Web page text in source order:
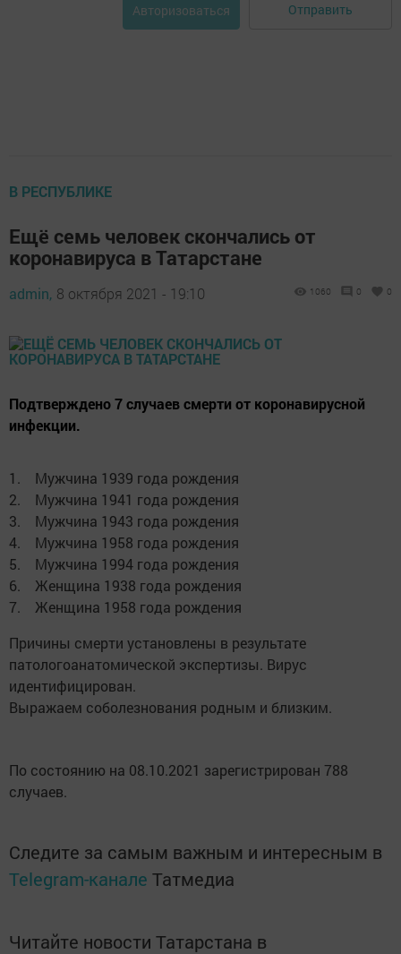
Авторизоваться Отправить
В РЕСПУБЛИКЕ
Ещё семь человек скончались от
коронавируса в Татарстане
admin, 8 октября 2021 - 19:10 1060 0 0
Подтверждено 7 случаев смерти от коронавирусной
инфекции.
1. Мужчина 1939 года рождения
2. Мужчина 1941 года рождения
3. Мужчина 1943 года рождения
4. Мужчина 1958 года рождения
5. Мужчина 1994 года рождения
6. Женщина 1938 года рождения
7. Женщина 1958 года рождения
Причины смерти установлены в результате
патологоанатомической экспертизы. Вирус
идентифицирован.
Выражаем соболезнования родным и близким.
По состоянию на 08.10.2021 зарегистрирован 788
случаев.
Следите за самым важным и интересным в
Telegram-канале Татмедиа
Читайте новости Татарстана в